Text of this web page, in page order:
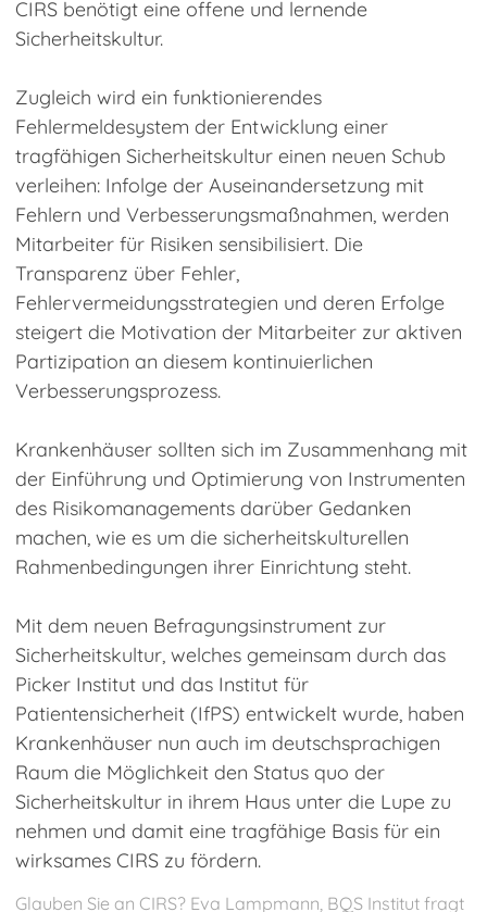
CIRS benötigt eine offene und lernende
Sicherheitskultur.
Zugleich wird ein funktionierendes
Fehlermeldesystem der Entwicklung einer
tragfähigen Sicherheitskultur einen neuen Schub
verleihen: Infolge der Auseinandersetzung mit
Fehlern und Verbesserungsmaßnahmen, werden
Mitarbeiter für Risiken sensibilisiert. Die
Transparenz über Fehler,
Fehlervermeidungsstrategien und deren Erfolge
steigert die Motivation der Mitarbeiter zur aktiven
Partizipation an diesem kontinuierlichen
Verbesserungsprozess.
Krankenhäuser sollten sich im Zusammenhang mit
der Einführung und Optimierung von Instrumenten
des Risikomanagements darüber Gedanken
machen, wie es um die sicherheitskulturellen
Rahmenbedingungen ihrer Einrichtung steht.
Mit dem neuen Befragungsinstrument zur
Sicherheitskultur, welches gemeinsam durch das
Picker Institut und das Institut für
Patientensicherheit (IfPS) entwickelt wurde, haben
Krankenhäuser nun auch im deutschsprachigen
Raum die Möglichkeit den Status quo der
Sicherheitskultur in ihrem Haus unter die Lupe zu
nehmen und damit eine tragfähige Basis für ein
wirksames CIRS zu fördern.
Glauben Sie an CIRS? Eva Lampmann, BQS Institut fragt